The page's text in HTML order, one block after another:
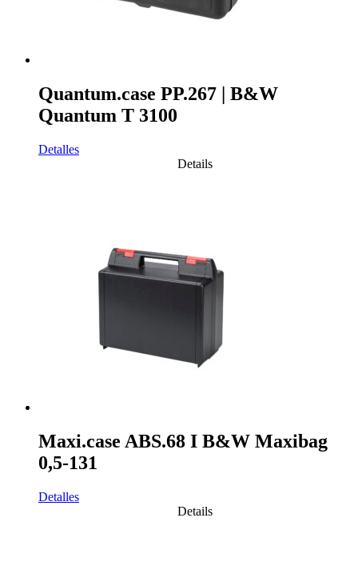
Quantum.case PP.267 | B&W
Quantum T 3100
Detalles
Details
Maxi.case ABS.68 I B&W Maxibag
0,5-131
Detalles
Details